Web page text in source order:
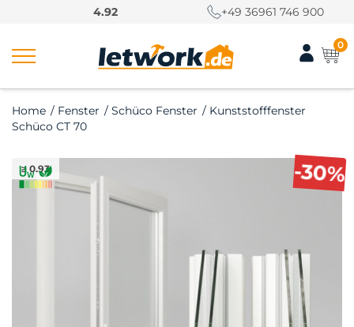
4.92 +49 36961 746 900
0
Home / Fenster / Schüco Fenster / Kunststofffenster
Schüco CT 70
-30%
≥ 0.93